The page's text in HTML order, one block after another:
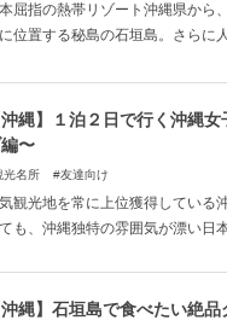
屈指の熱帯リゾート沖縄県から
位置する秘島の石垣島。さらに
盛んで、童心にかえらせてくれる
そのどれもがキラキラと輝き華
い風景を写真で楽しみつつ観光も
う、絶景スポットを中心にご紹
沖縄】１泊２日で行く沖縄
〜
光名所 友達向け
観光地を常に上位獲得している
も、沖縄独特の雰囲気が漂い日
が味わえると多くの観光客でにぎ
子旅」と題しておすすめルートを
沖縄】石垣島で食べたい絶品